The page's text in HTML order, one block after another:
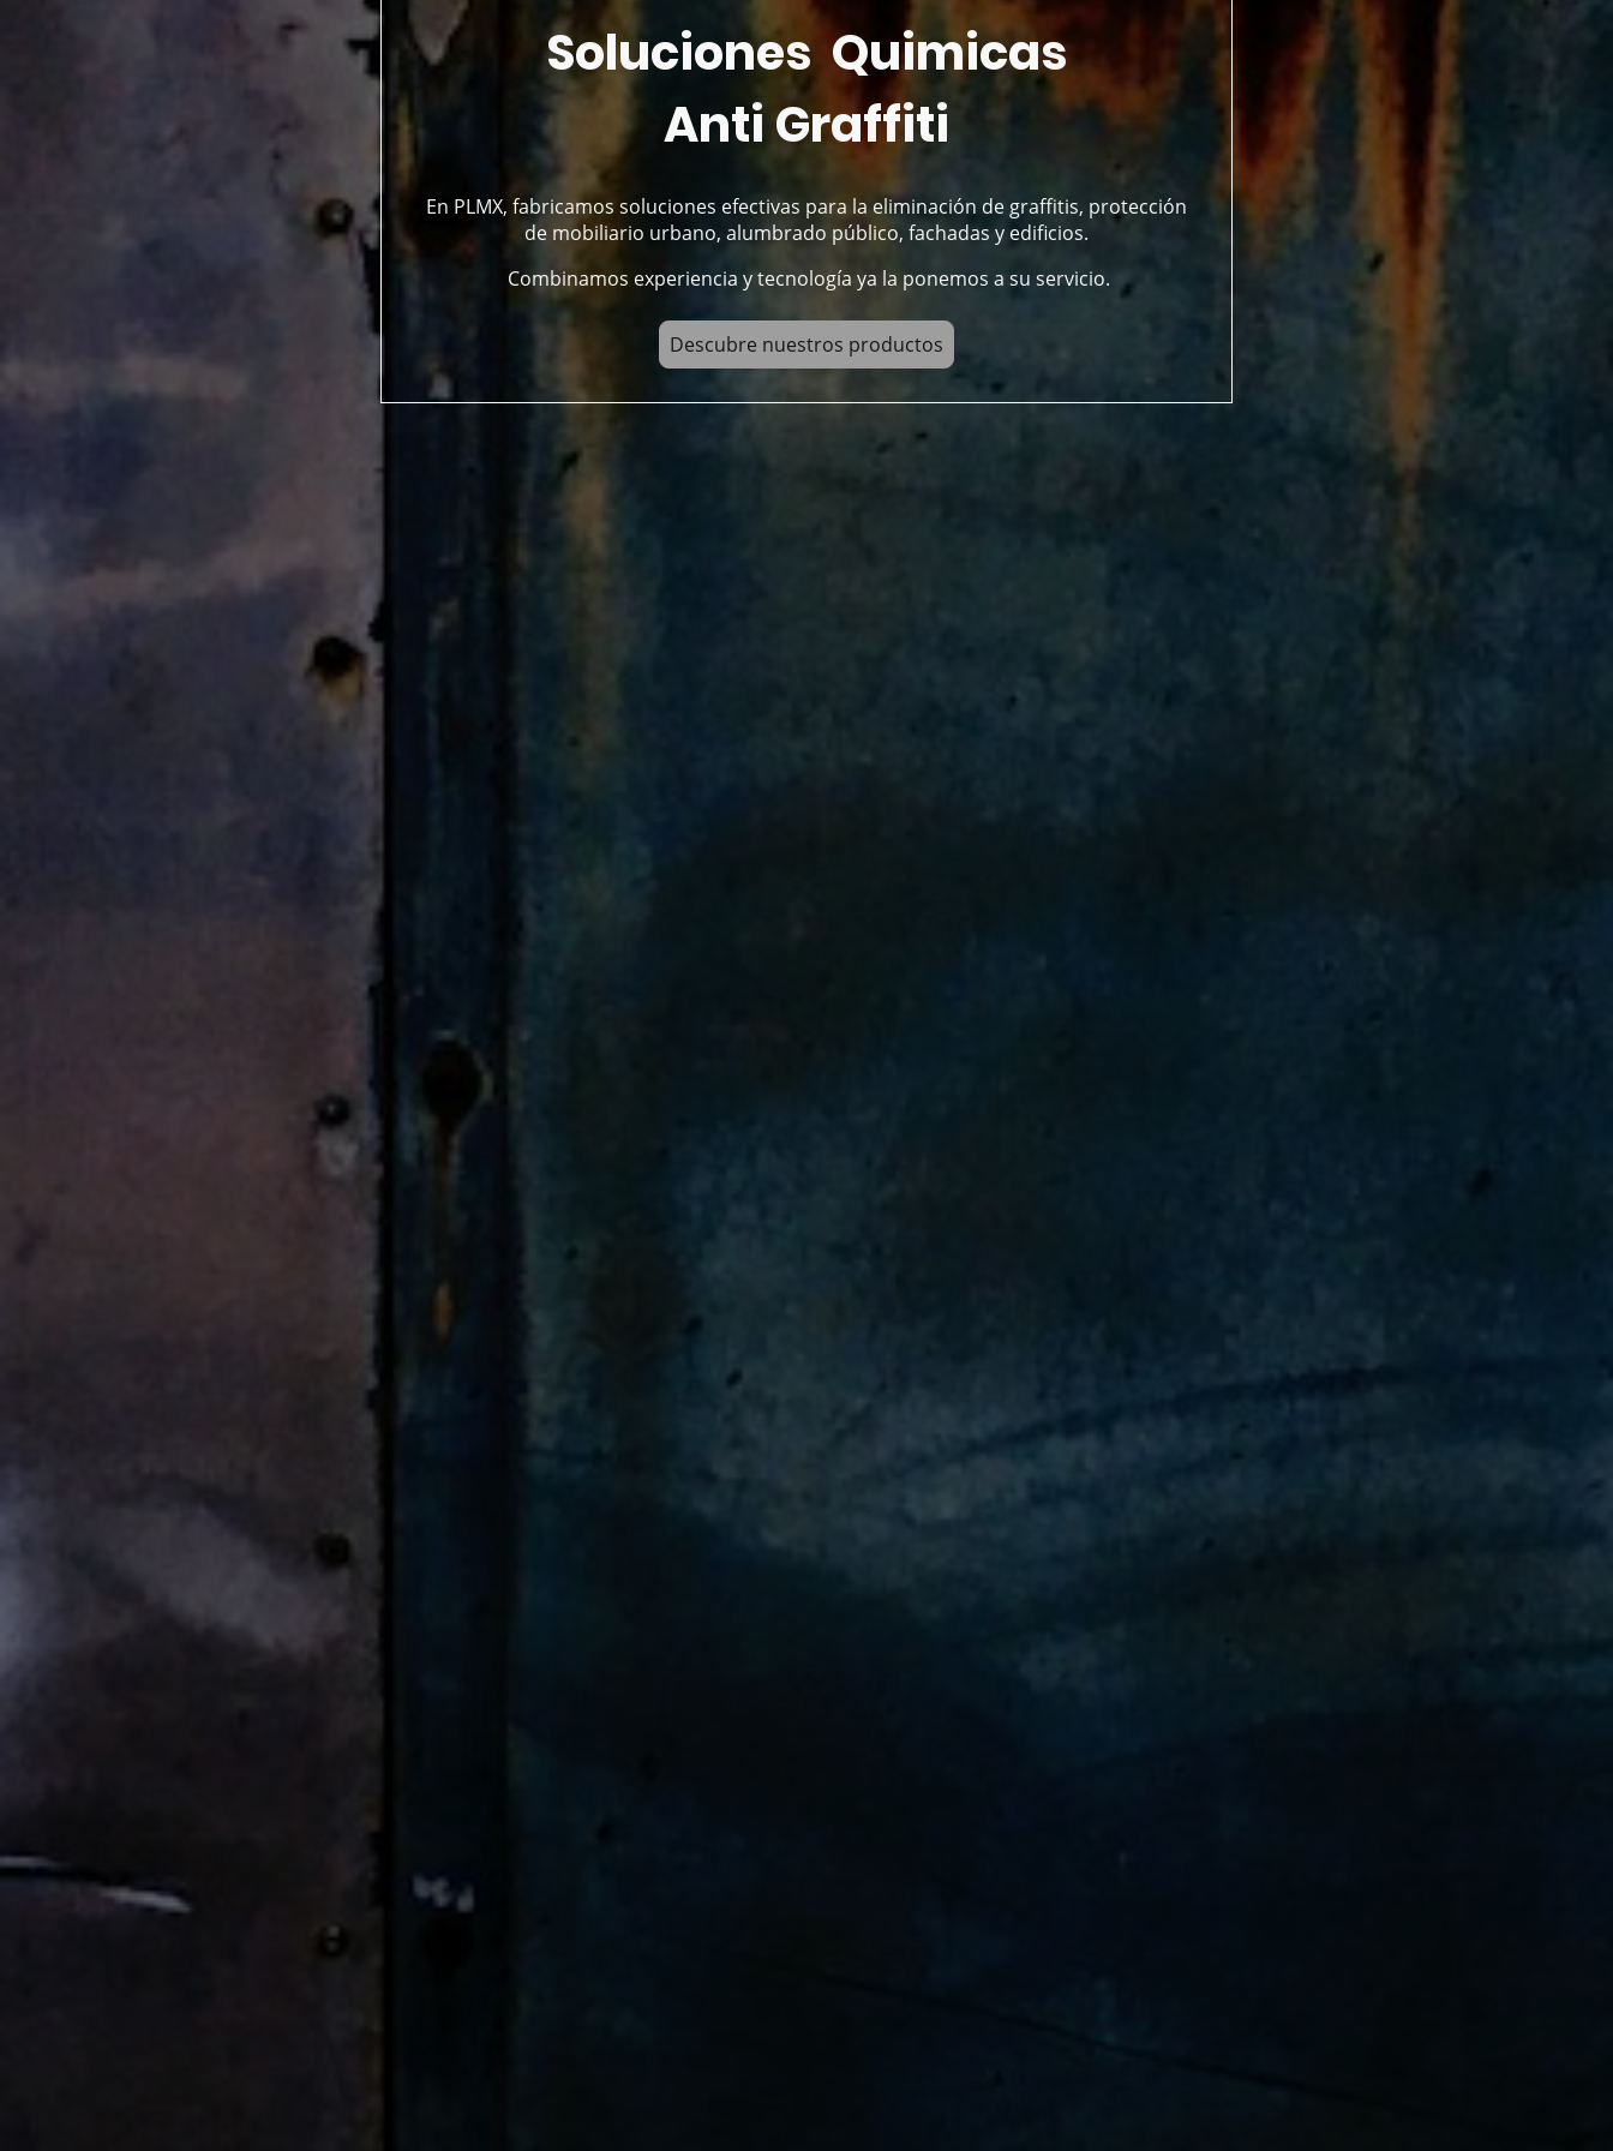
Soluciones Quimicas
Anti Graffiti
En PLMX, fabricamos soluciones efectivas para la eliminación de graffitis, protección
de mobiliario urbano, alumbrado público, fachadas y edificios.
Combinamos experiencia y tecnología ya la ponemos a su servicio.
Descubre nuestros productos